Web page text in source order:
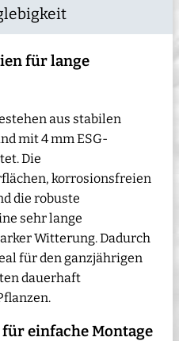
für lange
aus stabilen
mit 4 mm ESG-
Die
korrosionsfreien
die robuste
sehr lange
Witterung. Dadurch
für den ganzjährigen
dauerhaft
einfache Montage